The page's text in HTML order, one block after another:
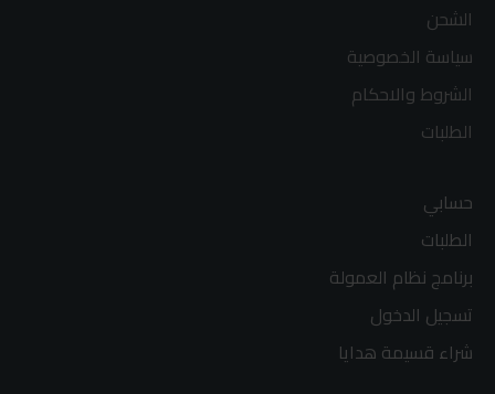
الشحن
سياسة الخصوصية
الشروط والاحكام
الطلبات
حسابي
الطلبات
برنامج نظام العمولة
تسجيل الدخول
شراء قسيمة هدايا